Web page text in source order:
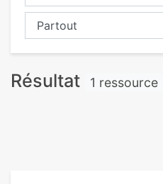
Chercher dans...
Résultat 1 ressource